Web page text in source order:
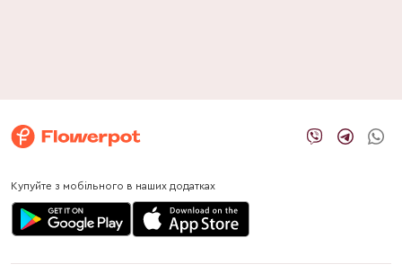
Купуйте з мобільного в наших додатках